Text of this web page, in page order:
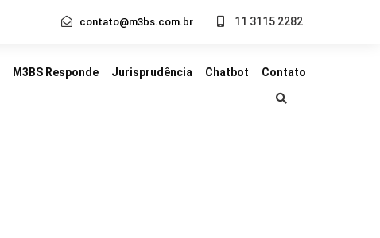
contato@m3bs.com.br 11 3115 2282
M3BS Responde Jurisprudência Chatbot Contato